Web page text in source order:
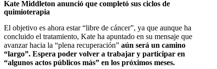
Kate Middleton anunció que completó sus ciclos de
quimioterapia
El objetivo es ahora estar “libre de cáncer”, ya que aunque ha
concluido el tratamiento, Kate ha apuntado en su mensaje que
avanzar hacia la “plena recuperación” aún será un camino
“largo”. Espera poder volver a trabajar y participar en
“algunos actos públicos más” en los próximos meses.